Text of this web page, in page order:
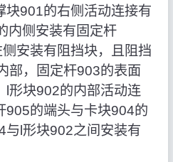
块901的右侧活动连接有
内侧安装有固定杆
安装有阻挡块，且阻挡
部，固定杆903的表面
l形块902的内部活动连
905的端头与卡块904的
与l形块902之间安装有